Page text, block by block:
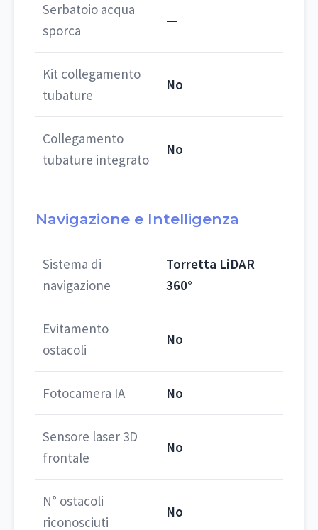
Serbatoio acqua
sporca
—
Kit collegamento
tubature
No
Collegamento
tubature integrato
No
Navigazione e Intelligenza
Sistema di
navigazione
Torretta LiDAR
360°
Evitamento
ostacoli
No
Fotocamera IA No
Sensore laser 3D
frontale
No
N° ostacoli
riconosciuti
No